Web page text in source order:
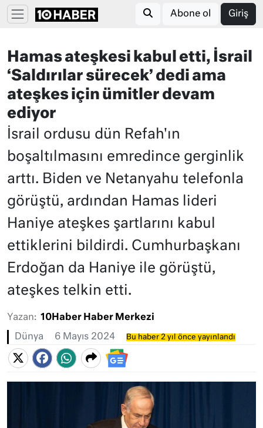
Abone ol Giriş
Hamas ateşkesi kabul etti, İsrail
‘Saldırılar sürecek’ dedi ama
ateşkes için ümitler devam
ediyor
İsrail ordusu dün Refah'ın
boşaltılmasını emredince gerginlik
arttı. Biden ve Netanyahu telefonla
görüştü, ardından Hamas lideri
Haniye ateşkes şartlarını kabul
ettiklerini bildirdi. Cumhurbaşkanı
Erdoğan da Haniye ile görüştü,
ateşkes telkin etti.
Yazan: 10Haber Haber Merkezi
Dünya 6 Mayıs 2024 Bu haber 2 yıl önce yayınlandı